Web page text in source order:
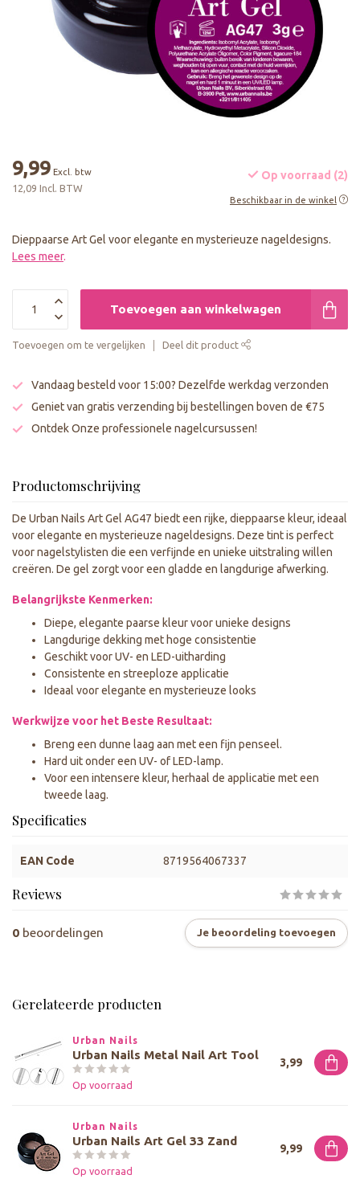
9,99 Excl. btw
12,09 Incl. BTW
Op voorraad (2)
Beschikbaar in de winkel
Dieppaarse Art Gel voor elegante en mysterieuze nageldesigns.
Lees meer.
Toevoegen aan winkelwagen
Toevoegen om te vergelijken Deel dit product
Vandaag besteld voor 15:00? Dezelfde werkdag verzonden
Geniet van gratis verzending bij bestellingen boven de €75
Ontdek Onze professionele nagelcursussen!
Productomschrijving
De Urban Nails Art Gel AG47 biedt een rijke, dieppaarse kleur, ideaal
voor elegante en mysterieuze nageldesigns. Deze tint is perfect
voor nagelstylisten die een verfijnde en unieke uitstraling willen
creëren. De gel zorgt voor een gladde en langdurige afwerking.
Belangrijkste Kenmerken:
Diepe, elegante paarse kleur voor unieke designs
Langdurige dekking met hoge consistentie
Geschikt voor UV- en LED-uitharding
Consistente en streeploze applicatie
Ideaal voor elegante en mysterieuze looks
Werkwijze voor het Beste Resultaat:
Breng een dunne laag aan met een fijn penseel.
Hard uit onder een UV- of LED-lamp.
Voor een intensere kleur, herhaal de applicatie met een
tweede laag.
Specificaties
EAN Code 8719564067337
Reviews
0 beoordelingen Je beoordeling toevoegen
Gerelateerde producten
Urban Nails
Urban Nails Metal Nail Art Tool
Op voorraad
3,99
Urban Nails
Urban Nails Art Gel 33 Zand
Op voorraad
9,99